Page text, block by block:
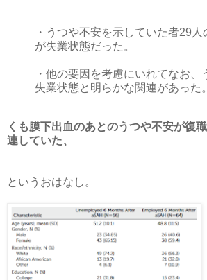
・うつや不安を示していた者29人
が失業状態だった。
・他の要因を考慮にいれてなお、
失業状態と明らかな関連があった。
くも膜下出血のあとのうつや不安が復
連していた、
というおはなし。